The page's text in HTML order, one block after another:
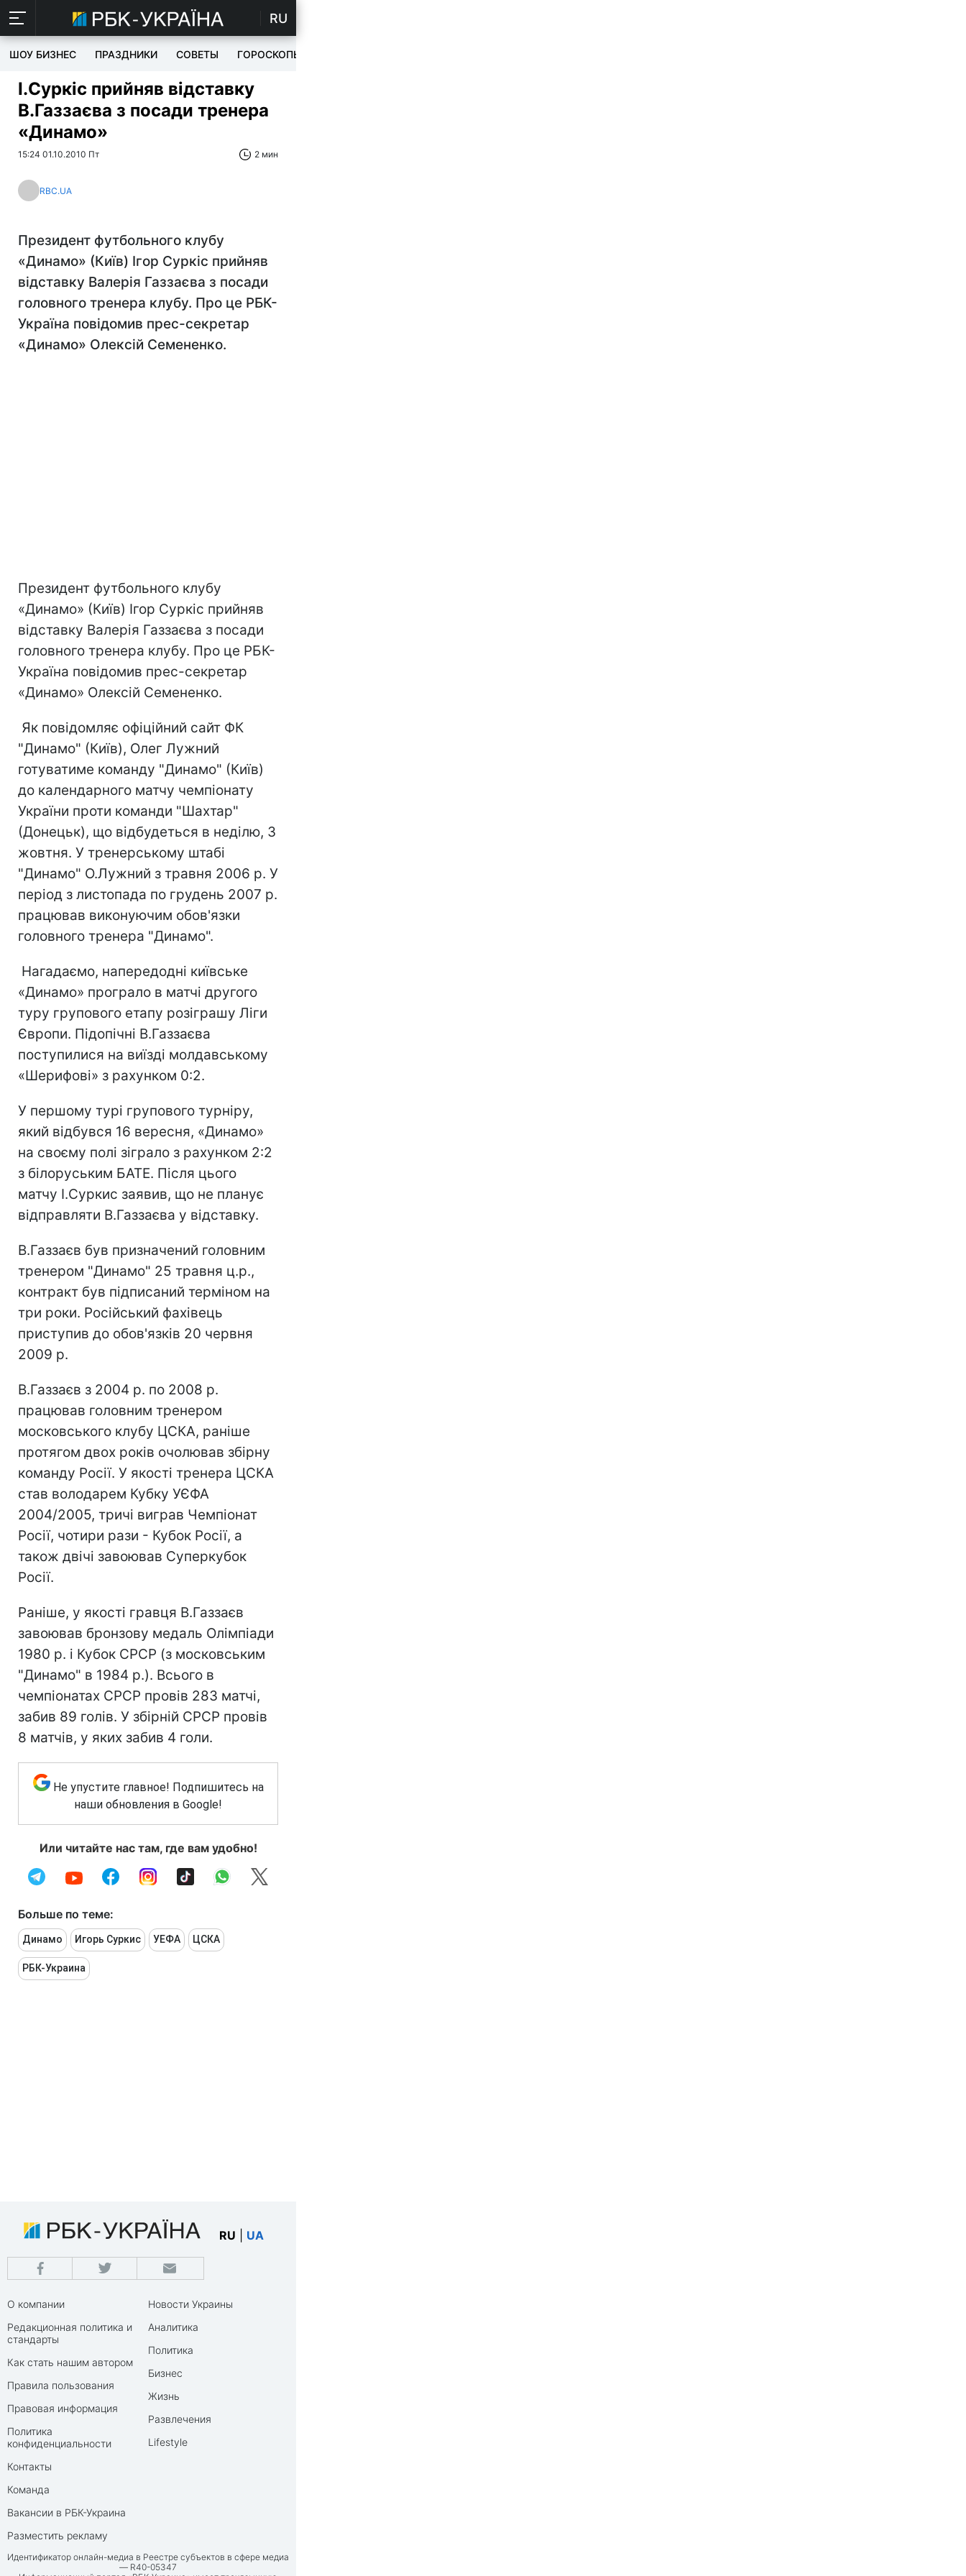
RU
ШОУ БИЗНЕС ПРАЗДНИКИ СОВЕТЫ ГОРОСКОПЫ
І.Суркіс прийняв відставку
В.Газзаєва з посади тренера
«Динамо»
15:24 01.10.2010 Пт 2 мин
RBC.UA
Президент футбольного клубу
«Динамо» (Київ) Ігор Суркіс прийняв
відставку Валерія Газзаєва з посади
головного тренера клубу. Про це РБК-
Україна повідомив прес-секретар
«Динамо» Олексій Семененко.
Президент футбольного клубу
«Динамо» (Київ) Ігор Суркіс прийняв
відставку Валерія Газзаєва з посади
головного тренера клубу. Про це РБК-
Україна повідомив прес-секретар
«Динамо» Олексій Семененко.
Як повідомляє офіційний сайт ФК
"Динамо" (Київ), Олег Лужний
готуватиме команду "Динамо" (Київ)
до календарного матчу чемпіонату
України проти команди "Шахтар"
(Донецьк), що відбудеться в неділю, 3
жовтня. У тренерському штабі
"Динамо" О.Лужний з травня 2006 р. У
період з листопада по грудень 2007 р.
працював виконуючим обов'язки
головного тренера "Динамо".
Нагадаємо, напередодні київське
«Динамо» програло в матчі другого
туру групового етапу розіграшу Ліги
Європи. Підопічні В.Газзаєва
поступилися на виїзді молдавському
«Шерифові» з рахунком 0:2.
У першому турі групового турніру,
який відбувся 16 вересня, «Динамо»
на своєму полі зіграло з рахунком 2:2
з білоруським БАТЕ. Після цього
матчу І.Суркис заявив, що не планує
відправляти В.Газзаєва у відставку.
В.Газзаєв був призначений головним
тренером "Динамо" 25 травня ц.р.,
контракт був підписаний терміном на
три роки. Російський фахівець
приступив до обов'язків 20 червня
2009 р.
В.Газзаєв з 2004 р. по 2008 р.
працював головним тренером
московського клубу ЦСКА, раніше
протягом двох років очолював збірну
команду Росії. У якості тренера ЦСКА
став володарем Кубку УЄФА
2004/2005, тричі виграв Чемпіонат
Росії, чотири рази - Кубок Росії, а
також двічі завоював Суперкубок
Росії.
Раніше, у якості гравця В.Газзаєв
завоював бронзову медаль Олімпіади
1980 р. і Кубок СРСР (з московським
"Динамо" в 1984 р.). Всього в
чемпіонатах СРСР провів 283 матчі,
забив 89 голів. У збірній СРСР провів
8 матчів, у яких забив 4 голи.
Не упустите главное! Подпишитесь на
наши обновления в Google!
Или читайте нас там, где вам удобно!
Больше по теме:
Динамо Игорь Суркис УЕФА ЦСКА
РБК-Украина
RU UA
О компании
Редакционная политика и
стандарты
Как стать нашим автором
Правила пользования
Правовая информация
Политика
конфиденциальности
Контакты
Команда
Вакансии в РБК-Украина
Разместить рекламу
Новости Украины
Аналитика
Политика
Бизнес
Жизнь
Развлечения
Lifestyle
Идентификатор онлайн-медиа в Реестре субъектов в сфере медиа
— R40-05347